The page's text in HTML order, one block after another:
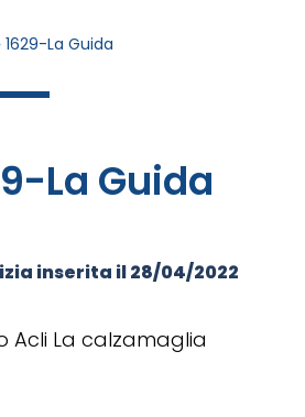
1629-La Guida
La Guida
inserita il28/04/2022
Acli La calzamaglia